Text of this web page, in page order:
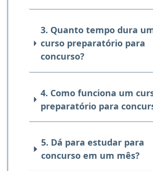
3. Quanto tempo dura
curso preparatório para
concurso?
4. Como funciona um
preparatório para
5. Dá para estudar para
concurso em um mês?